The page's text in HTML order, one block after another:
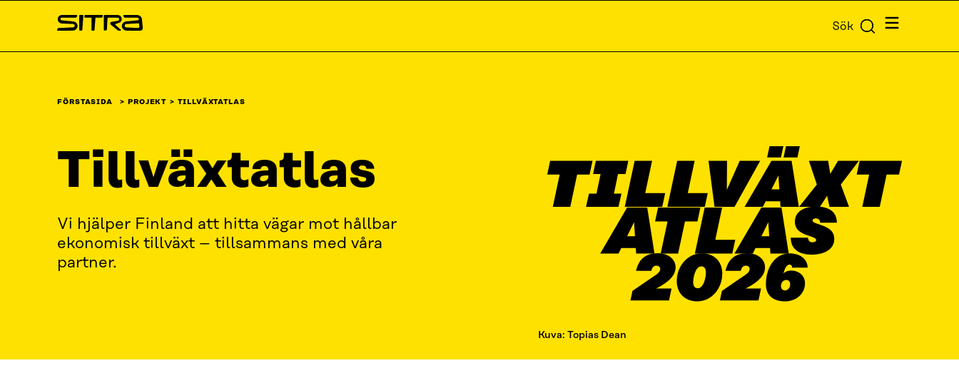
↓
Sitra Sök Meny
FÖRSTASIDA PROJEKT TILLVÄXTATLAS
Kuva: Topias Dean
Tillväxtatlas
Vi hjälper Finland att hitta vägar mot hållbar
ekonomisk tillväxt – tillsammans med våra
partner.